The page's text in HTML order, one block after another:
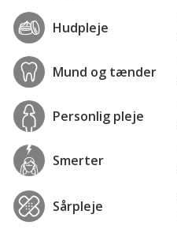
Hudpleje
Mund og tænder
Personlig pleje
Smerter
Sårpleje